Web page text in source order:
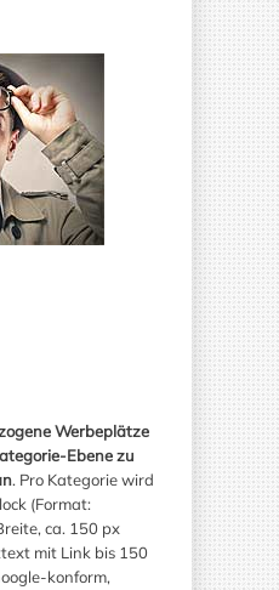
Werbeplätze
Ebene zu
. Pro Kategorie wird
(Format:
ca. 150 px
mit Link bis 150
konform,